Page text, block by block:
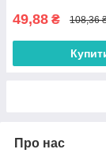
49,88 ₴ 108,36
Про нас